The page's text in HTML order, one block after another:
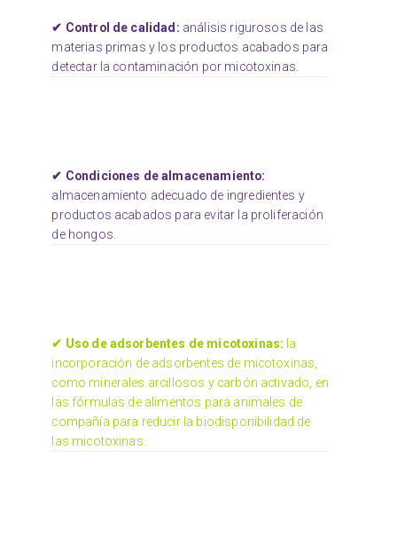
✔ Control de calidad: análisis rigurosos de las
materias primas y los productos acabados para
detectar la contaminación por micotoxinas.
✔ Condiciones de almacenamiento:
almacenamiento adecuado de ingredientes y
productos acabados para evitar la proliferación
de hongos.
✔ Uso de adsorbentes de micotoxinas: la
incorporación de adsorbentes de micotoxinas,
como minerales arcillosos y carbón activado, en
las fórmulas de alimentos para animales de
compañía para reducir la biodisponibilidad de
las micotoxinas.